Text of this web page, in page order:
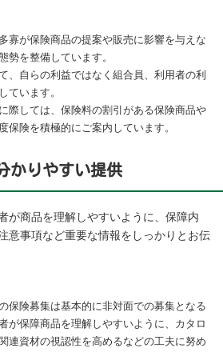
寡が保険商品の提案や販売に影響を与えな
勢を整備しています。
、自らの利益ではなく組合員、利用者の利
ています。
際しては、保険料の割引がある保険商品や
保険を積極的にご案内しています。
かりやすい提供
が商品を理解しやすいように、保障内
意事項など重要な情報をしっかりとお伝
保険募集は基本的に非対面での募集となる
が保障商品を理解しやすいように、カタロ
連資材の視認性を高めるなどの工夫に努め